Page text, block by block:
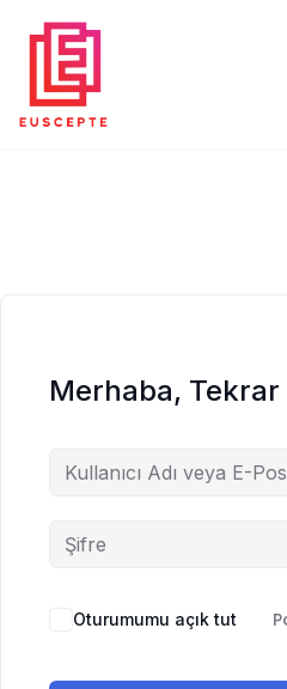
content
Merhaba,
Oturumumu açık tut